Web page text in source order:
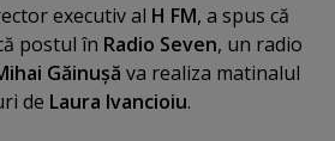
executiv al H FM, a spus că
postul în Radio Seven, un radio
Găinuşă va realiza matinalul
de Laura Ivancioiu.